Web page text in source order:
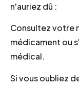
n'auriez dû :
Consultez votre
médicament ou
médical.
Si vous oubliez